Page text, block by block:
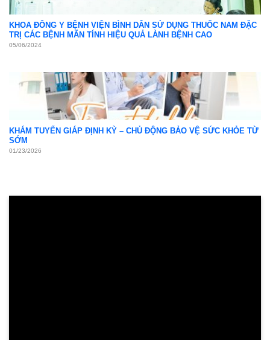
KHOA ĐÔNG Y BỆNH VIỆN BÌNH DÂN SỬ DỤNG THUỐC NAM ĐẶC
TRỊ CÁC BỆNH MÃN TÍNH HIỆU QUẢ LÀNH BỆNH CAO
05/06/2024
KHÁM TUYẾN GIÁP ĐỊNH KỲ – CHỦ ĐỘNG BẢO VỆ SỨC KHỎE TỪ
SỚM
01/23/2026